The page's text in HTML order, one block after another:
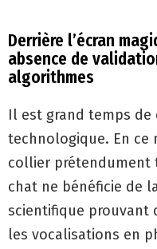
Derrière l’écran
absence de
algorithmes
Il est grand temps de
technologique. En ce
collier prétendument
chat ne bénéficie de
scientifique prouvant
les vocalisations en